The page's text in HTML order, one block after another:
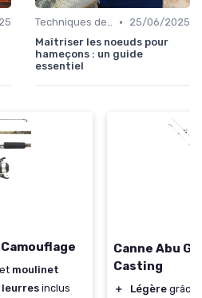
Techniques de Pêche •
25/06/2025
Maîtriser les noeuds pour
hameçons : un guide
essentiel
et moulinet
leurres inclus
Canne Abu
Casting
＋ Légère grâce